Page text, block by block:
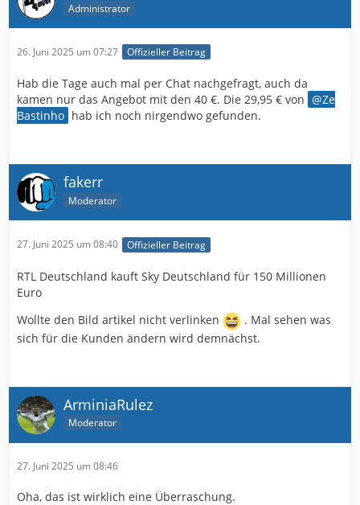
Administrator
26. Juni 2025 um 07:27 Offizieller Beitrag
Hab die Tage auch mal per Chat nachgefragt, auch da
kamen nur das Angebot mit den 40 €. Die 29,95 € von
Ze
Bastinho hab ich noch nirgendwo gefunden.
fakerr
Moderator
27. Juni 2025 um 08:40 Offizieller Beitrag
RTL Deutschland kauft Sky Deutschland für 150 Millionen
Euro
Wollte den Bild artikel nicht verlinken
. Mal sehen was
sich für die Kunden ändern wird demnächst.
ArminiaRulez
Moderator
27. Juni 2025 um 08:46
Oha, das ist wirklich eine Überraschung.